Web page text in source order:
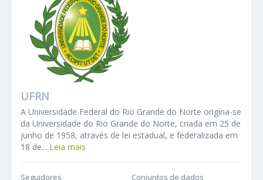
UFRN
A Universidade Federal do Rio Grande do Norte origina-se
da Universidade do Rio Grande do Norte, criada em 25 de
junho de 1958, através de lei estadual, e federalizada em
18 de... Leia mais
Seguidores Conjuntos de dados